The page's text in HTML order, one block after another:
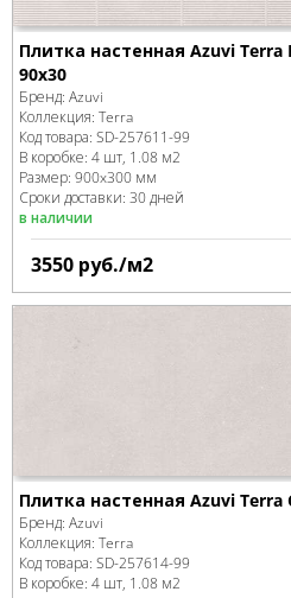
Плитка настенная Azuvi Terra
90x30
Бренд: Azuvi
Коллекция: Terra
Код товара: SD-257611-99
В коробке: 4 шт, 1.08 м2
Размер: 900x300 мм
Сроки доставки: 30 дней
в наличии
3550 руб./м2
Плитка настенная Azuvi Terra
Бренд: Azuvi
Коллекция: Terra
Код товара: SD-257614-99
В коробке: 4 шт, 1.08 м2